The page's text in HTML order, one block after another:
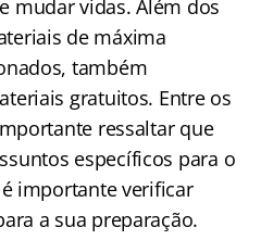
mudar vidas. Além dos
de máxima
também
gratuitos. Entre os
ressaltar que
específicos para o
importante verificar
a sua preparação.